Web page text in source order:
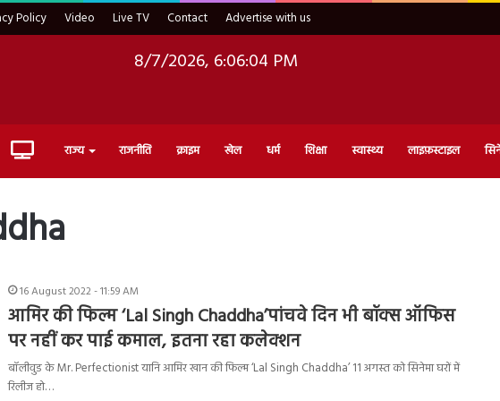
Policy Video Live TV Contact Advertise with us
8/7/2026, 6:06:05 PM
Live राज्य राजनीति क्राइम खेल धर्म शिक्षा स्वास्थ्य लाइफ़स्टाइल
16 August 2022 - 11:59 AM
आमिर की फिल्म ‘Lal Singh Chaddha’पांचवे दिन भी बॉक्स ऑफिस
पर नहीं कर पाई कमाल, इतना रहा कलेक्शन
बॉलीवुड के Mr. Perfectionist यानि आमिर खान की फिल्म ‘Lal Singh Chaddha’ 11 अगस्त को सिनेमा घरों में
रिलीज हो…